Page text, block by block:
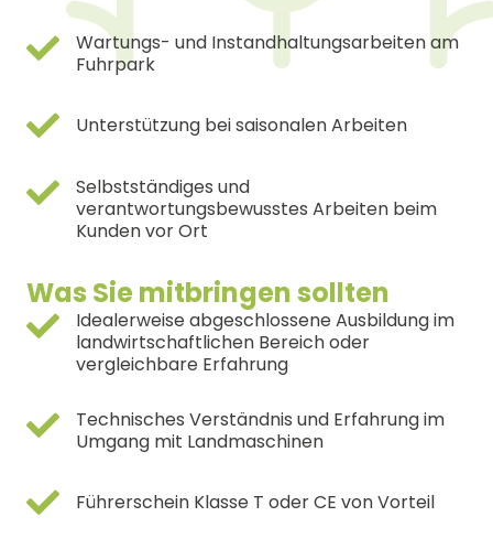
Wartungs- und Instandhaltungsarbeiten am
Fuhrpark
Unterstützung bei saisonalen Arbeiten
Selbstständiges und
verantwortungsbewusstes Arbeiten beim
Kunden vor Ort
Was Sie mitbringen sollten
Idealerweise abgeschlossene Ausbildung im
landwirtschaftlichen Bereich oder
vergleichbare Erfahrung
Technisches Verständnis und Erfahrung im
Umgang mit Landmaschinen
Führerschein Klasse T oder CE von Vorteil